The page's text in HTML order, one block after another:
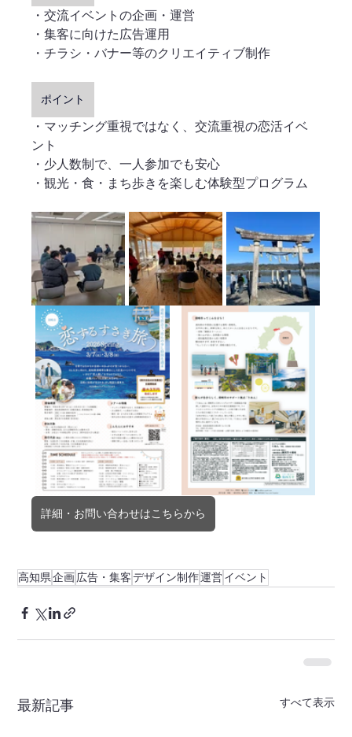
・交流イベントの企画・運営
・集客に向けた広告運用
・チラシ・バナー等のクリエイティブ制作
ポイント
・マッチング重視ではなく、交流重視の恋活イベ
ント
・少人数制で、一人参加でも安心
・観光・食・まち歩きを楽しむ体験型プログラム
詳細・お問い合わせはこちらから
高知県 企画広告・集客 デザイン制作運営イベント
最新記事 すべて表示